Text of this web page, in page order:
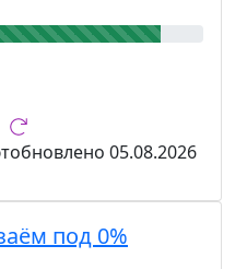
обновлено 05.08.2026
под 0%